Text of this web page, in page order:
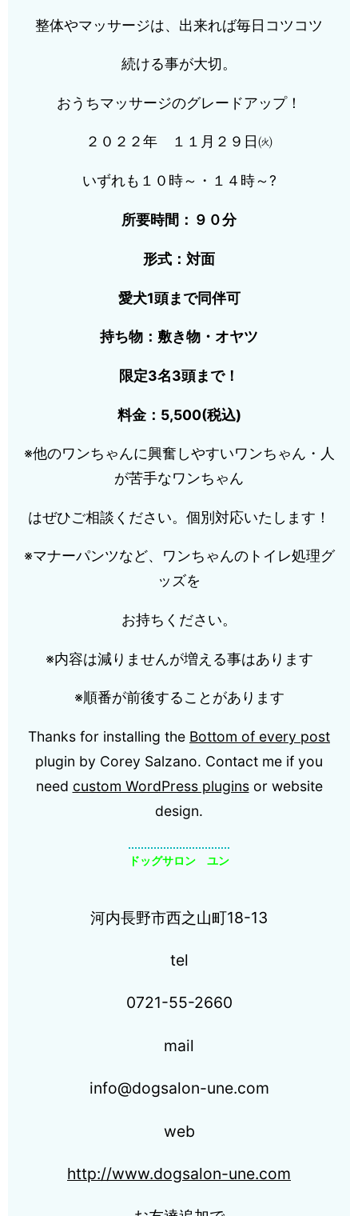
整体やマッサージは、出来れば毎日コツコツ
続ける事が大切。
おうちマッサージのグレードアップ！
２０２２年 １１月２９日㈫
いずれも１０時～・１４時～?
所要時間： ９０分
形式：対面
愛犬1頭まで同伴可
持ち物：敷き物・オヤツ
限定3名3頭まで！
料金：5,500(税込)
※他のワンちゃんに興奮しやすいワンちゃん・人
が苦手なワンちゃん
はぜひご相談ください。個別対応いたします！
※マナーパンツなど、ワンちゃんのトイレ処理グ
ッズを
お持ちください。
※内容は減りませんが増える事はあります
※順番が前後することがあります
Thanks for installing the Bottom of every post
plugin by Corey Salzano. Contact me if you
need custom WordPress pluginsor website
design.
ドッグサロン ユン
河内長野市西之山町18-13
tel
0721-55-2660
mail
info@dogsalon-une.com
web
http://www.dogsalon-une.com